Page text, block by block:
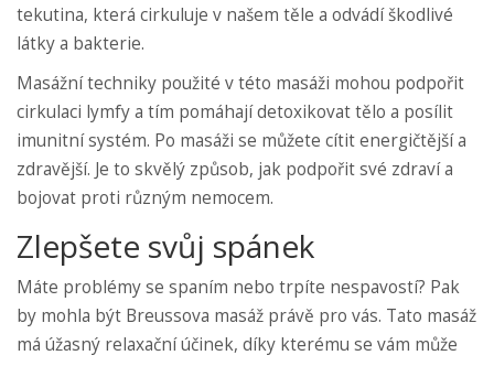
tekutina, která cirkuluje v našem těle a odvádí škodlivé
látky a bakterie.
Masážní techniky použité v této masáži mohou podpořit
cirkulaci lymfy a tím pomáhají detoxikovat tělo a posílit
imunitní systém. Po masáži se můžete cítit energičtější a
zdravější. Je to skvělý způsob, jak podpořit své zdraví a
bojovat proti různým nemocem.
Zlepšete svůj spánek
Máte problémy se spaním nebo trpíte nespavostí? Pak
by mohla být Breussova masáž právě pro vás. Tato masáž
má úžasný relaxační účinek, díky kterému se vám může